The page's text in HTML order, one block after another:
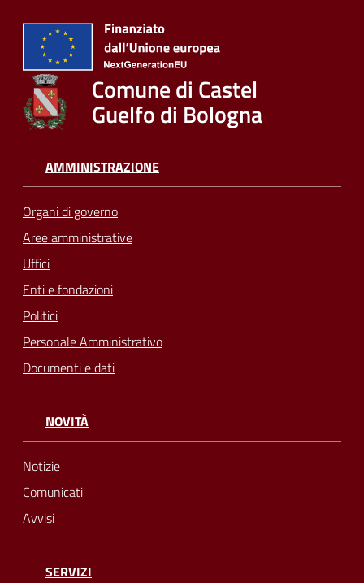
Comune di Castel
Guelfo di Bologna
AMMINISTRAZIONE
Organi di governo
Aree amministrative
Uffici
Enti e fondazioni
Politici
Personale Amministrativo
Documenti e dati
NOVITÀ
Notizie
Comunicati
Avvisi
SERVIZI